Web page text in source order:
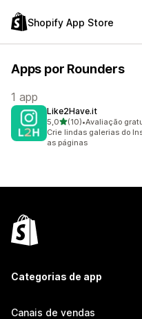
Shopify App Store
Apps por Rounders
1 app
Like2Have.it
5,0de 5 estrelas
(10)
10 avaliações ao todo
•Avaliação
Crie lindas galerias do
as páginas
Categorias de app
Canais de vendas